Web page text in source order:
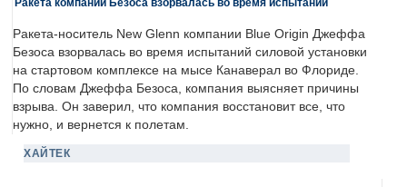
Ракета компании Безоса взорвалась во время испытаний
Ракета-носитель New Glenn компании Blue Origin Джеффа
Безоса взорвалась во время испытаний силовой установки
на стартовом комплексе на мысе Канаверал во Флориде.
По словам Джеффа Безоса, компания выясняет причины
взрыва. Он заверил, что компания восстановит все, что
нужно, и вернется к полетам.
ХАЙТЕК